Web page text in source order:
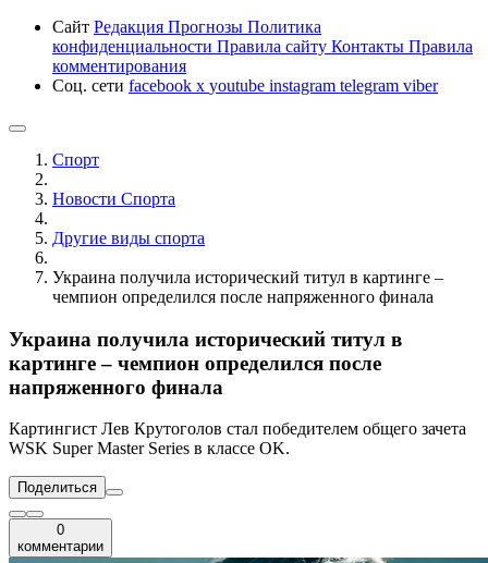
Сайт Редакция Прогнозы Политика
конфиденциальности Правила сайту Контакты Правила
комментирования
Соц. сети facebook x youtube instagram telegram viber
Спорт
Новости Cпорта
Другие виды спорта
Украина получила исторический титул в картинге –
чемпион определился после напряженного финала
Украина получила исторический титул в
картинге – чемпион определился после
напряженного финала
Картингист Лев Крутоголов стал победителем общего зачета
WSK Super Master Series в классе OK.
Поделиться
0
комментарии